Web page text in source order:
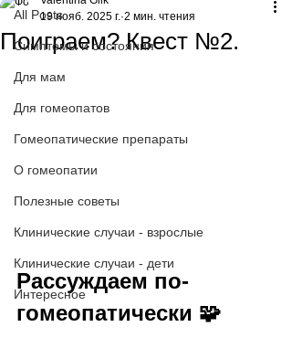
All Posts
Симптомы и состояния
Для мам
Для гомеопатов
Гомеопатические препараты
О гомеопатии
Полезные советы
Клинические случаи - взрослые
Клинические случаи - дети
Интересное
Поиграем? Квест №2.
19 нояб. 2025 г. 2 мин. чтения
Рассуждаем по-
гомеопатически 🧩